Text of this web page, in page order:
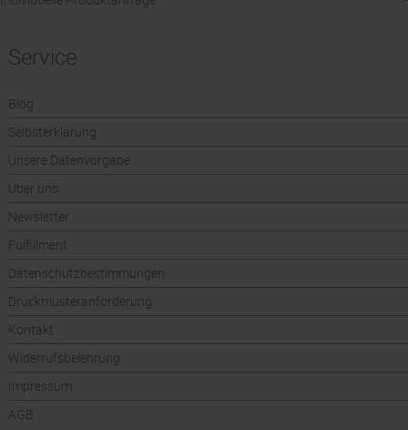
Service
Blog
Selbsterklärung
Unsere Datenvorgabe
Über uns
Newsletter
Fulfillment
Datenschutzbestimmungen
Druckmusteranforderung
Kontakt
Widerrufsbelehrung
Impressum
AGB